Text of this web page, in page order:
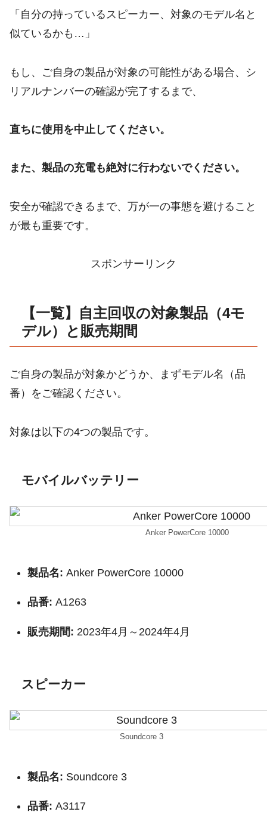
「自分の持っているスピーカー、対象のモデル名と
似ているかも…」
もし、ご自身の製品が対象の可能性がある場合、シ
リアルナンバーの確認が完了するまで、
直ちに使用を中止してください。
また、製品の充電も絶対に行わないでください。
安全が確認できるまで、万が一の事態を避けること
が最も重要です。
スポンサーリンク
【一覧】自主回収の対象製品（4モ
デル）と販売期間
ご自身の製品が対象かどうか、まずモデル名（品
番）をご確認ください。
対象は以下の4つの製品です。
モバイルバッテリー
Anker PowerCore 10000
製品名: Anker PowerCore 10000
品番: A1263
販売期間: 2023年4月～2024年4月
スピーカー
Soundcore 3
製品名: Soundcore 3
品番: A3117